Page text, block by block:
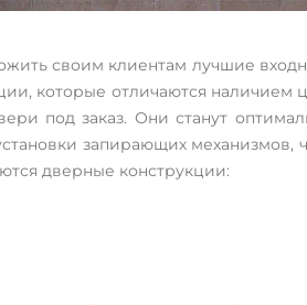
своим клиентам лучшие
которые отличаются
под заказ. Они станут
запирающих механизмов,
дверные конструкции: